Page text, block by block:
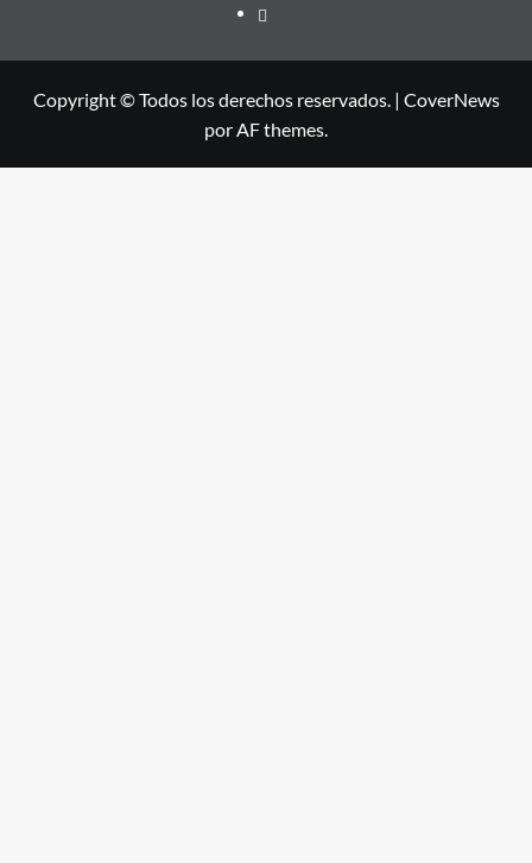
PayPal
Copyright © Todos los derechos reservados. | CoverNews
por AF themes.